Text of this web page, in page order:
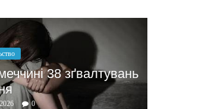
Політика
Бажання заробити мотивує
домовлятись
03.04.2026